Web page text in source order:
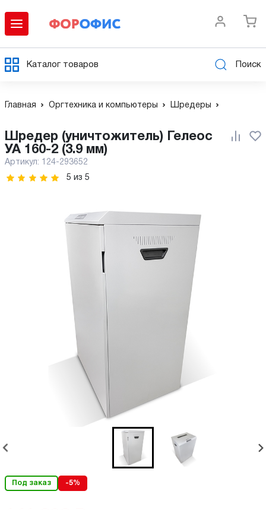
Каталог товаров Поиск
Главная Оргтехника и компьютеры Шредеры
Шредер (уничтожитель) Гелеос
УА 160-2 (3.9 мм)
Артикул: 124-293652
5 из 5
Под заказ -5%